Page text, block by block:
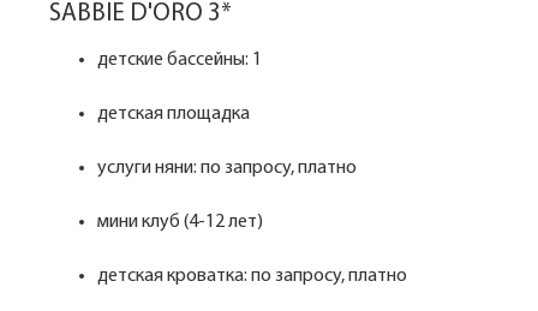
SABBIE D'ORO 3*
детские бассейны: 1
детская площадка
услуги няни: по запросу, платно
мини клуб (4-12 лет)
детская кроватка: по запросу, платно